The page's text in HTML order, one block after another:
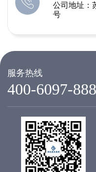
公司地址：
号
服务热线
400-6097-888